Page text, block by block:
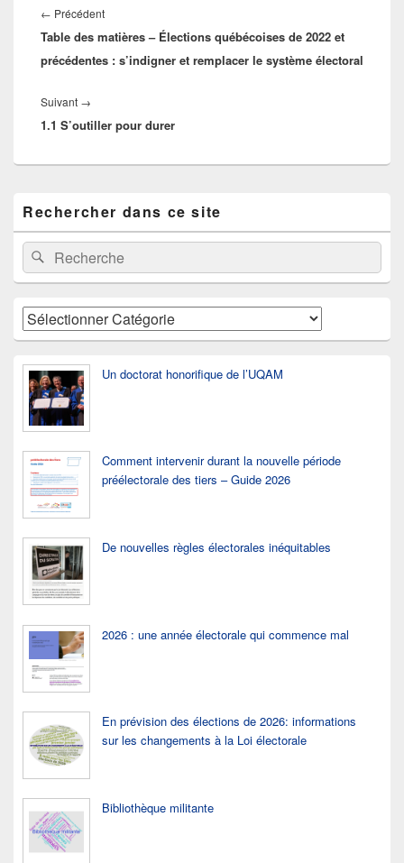
de
l’article
← PrécédentArticle
précédent :
Table des matières – Élections québécoises de 2022 et
précédentes : s’indigner et remplacer le système électoral
Suivant →
suivant :
1.1 S’outiller pour durer
principale
de
widget
pour
la
latérale
Rechercher dans ce site
Recherche :Rechercher
Catégories
Un doctorat honorifique de l’UQAM
Comment intervenir durant la nouvelle période
préélectorale des tiers – Guide 2026
De nouvelles règles électorales inéquitables
2026 : une année électorale qui commence mal
En prévision des élections de 2026: informations
sur les changements à la Loi électorale
Bibliothèque militante